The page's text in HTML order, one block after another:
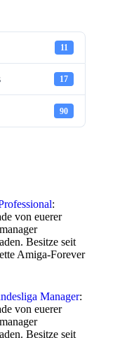
11
17
90
:
von euerer
Besitze seit
Amiga-Forever
Manager:
von euerer
Besitze seit